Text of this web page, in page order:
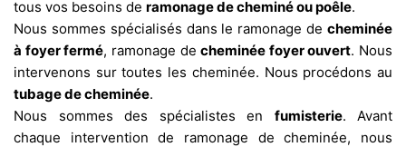
tous vos besoins de ramonage de cheminé ou poêle.
Nous sommes spécialisés dans le ramonage de cheminée
à foyer fermé, ramonage decheminée foyer ouvert. Nous
intervenons sur toutes les cheminée. Nous procédons au
tubage de cheminée.
Nous sommes des spécialistes en fumisterie. Avant
chaque intervention de ramonage de cheminée, nous